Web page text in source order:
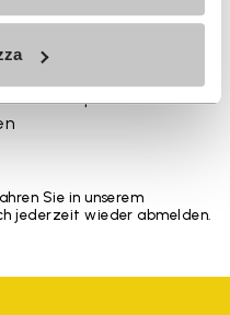
meiner
Sie in unserem
jederzeit wieder abmelden.